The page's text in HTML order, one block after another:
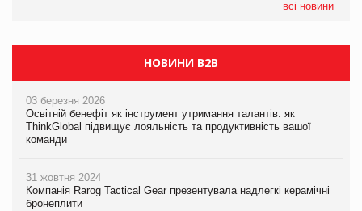
всі новини
Смачна новинка для хвостатих: у VARUS з’явилися паучі
НОВИНИ B2B
03 березня 2026
Освітній бенефіт як інструмент утримання талантів: як
ThinkGlobal підвищує лояльність та продуктивність вашої
команди
31 жовтня 2024
Компанія Rarog Tactical Gear презентувала надлегкі керамічні
бронеплити